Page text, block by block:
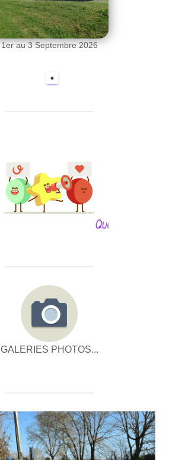
1er au 3 Septembre 2026
GALERIES PHOTOS...